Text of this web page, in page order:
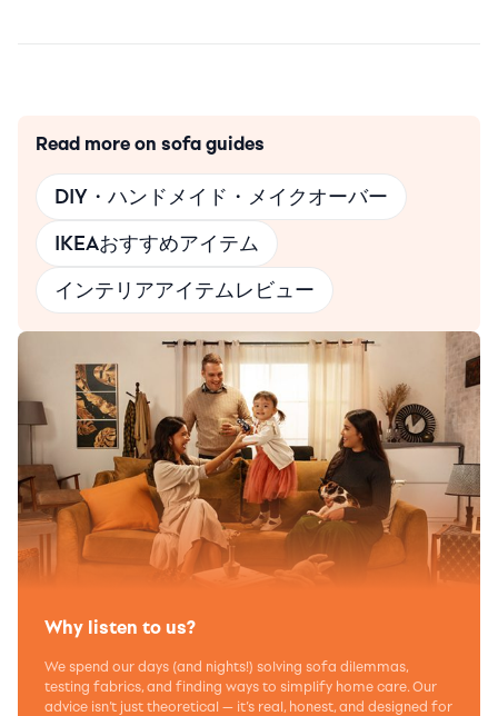
Read more on sofa guides
DIY・ハンドメイド・メイクオーバー
IKEAおすすめアイテム
インテリアアイテムレビュー
Why listen to us?
We spend our days (and nights!) solving sofa dilemmas,
testing fabrics, and finding ways to simplify home care. Our
advice isn’t just theoretical — it’s real, honest, and designed for